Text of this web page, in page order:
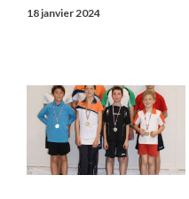
18 janvier 2024